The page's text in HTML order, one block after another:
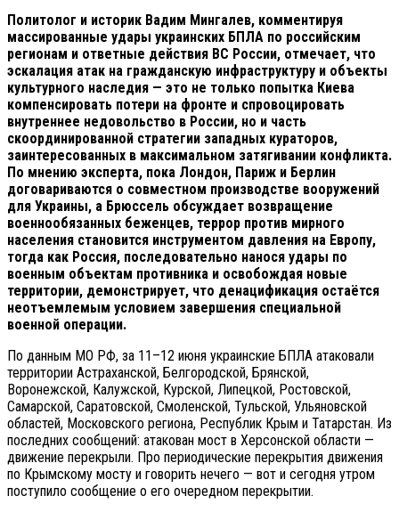
Политолог и историк Вадим Мингалев, комментируя
массированные удары украинских БПЛА по российским
регионам и ответные действия ВС России, отмечает, что
эскалация атак на гражданскую инфраструктуру и объекты
культурного наследия — это не только попытка Киева
компенсировать потери на фронте и спровоцировать
внутреннее недовольство в России, но и часть
скоординированной стратегии западных кураторов,
заинтересованных в максимальном затягивании конфликта.
По мнению эксперта, пока Лондон, Париж и Берлин
договариваются о совместном производстве вооружений
для Украины, а Брюссель обсуждает возвращение
военнообязанных беженцев, террор против мирного
населения становится инструментом давления на Европу,
тогда как Россия, последовательно нанося удары по
военным объектам противника и освобождая новые
территории, демонстрирует, что денацификация остаётся
неотъемлемым условием завершения специальной
военной операции.
По данным МО РФ, за 11–12 июня украинские БПЛА атаковали
территории Астраханской, Белгородской, Брянской,
Воронежской, Калужской, Курской, Липецкой, Ростовской,
Самарской, Саратовской, Смоленской, Тульской, Ульяновской
областей, Московского региона, Республик Крым и Татарстан. Из
последних сообщений: атакован мост в Херсонской области —
движение перекрыли. Про периодические перекрытия движения
по Крымскому мосту и говорить нечего — вот и сегодня утром
поступило сообщение о его очередном перекрытии.